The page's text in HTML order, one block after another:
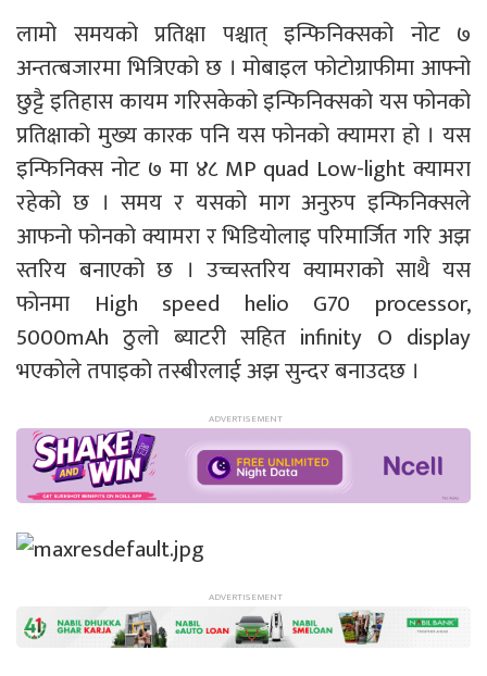
लामो समयको प्रतिक्षा पश्चात् इन्फिनिक्सको नोट ७
अन्तत्बजारमा भित्रिएको छ । मोबाइल फोटोग्राफीमा आफ्नो
छुट्टै इतिहास कायम गरिसकेको इन्फिनिक्सको यस फोनको
प्रतिक्षाको मुख्य कारक पनि यस फोनको क्यामरा हो । यस
इन्फिनिक्स नोट ७ मा ४८ MP quad Low-light क्यामरा
रहेको छ । समय र यसको माग अनुरुप इन्फिनिक्सले
आफनो फोनको क्यामरा र भिडियोलाइ परिमार्जित गरि अझ
स्तरिय बनाएको छ । उच्चस्तरिय क्यामराको साथै यस
फोनमा High speed helio G70 processor,
5000mAh ठुलो ब्याटरी सहित infinity O display
भएकोले तपाइको तस्बीरलाई अझ सुन्दर बनाउदछ ।